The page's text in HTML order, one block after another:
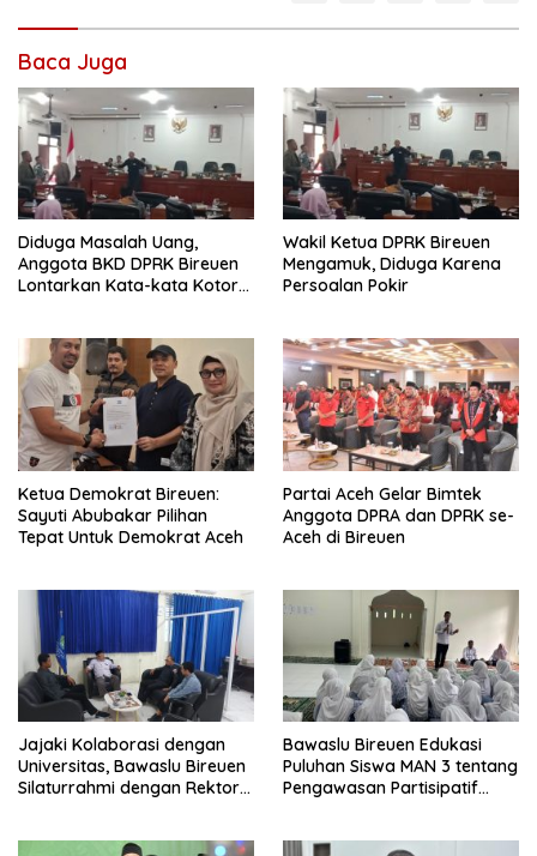
Baca Juga
Diduga Masalah Uang,
Anggota BKD DPRK Bireuen
Lontarkan Kata-kata Kotor
Wakil Ketua DPRK Bireuen
Mengamuk, Diduga Karena
Persoalan Pokir
Ketua Demokrat Bireuen:
Sayuti Abubakar Pilihan
Tepat Untuk Demokrat Aceh
Partai Aceh Gelar Bimtek
Anggota DPRA dan DPRK se-
Aceh di Bireuen
Jajaki Kolaborasi dengan
Universitas, Bawaslu Bireuen
Silaturrahmi dengan Rektor
Bawaslu Bireuen Edukasi
Puluhan Siswa MAN 3 tentang
Pengawasan Partisipatif